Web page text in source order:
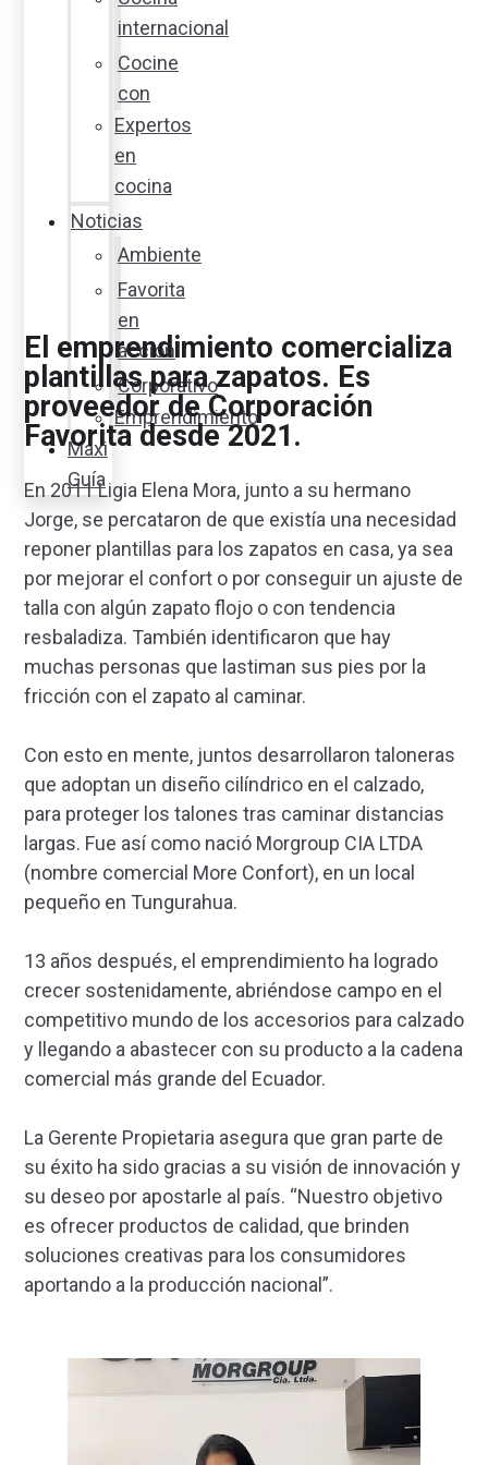
internacional
Cocine
con
Expertos
en
cocina
Noticias
Ambiente
Favorita
en
acción
Corporativo
Emprendimiento
Maxi
Guía
El emprendimiento comercializa
plantillas para zapatos. Es
proveedor de Corporación
Favorita desde 2021.
En 2011 Ligia Elena Mora, junto a su hermano
Jorge, se percataron de que existía una necesidad
reponer plantillas para los zapatos en casa, ya sea
por mejorar el confort o por conseguir un ajuste de
talla con algún zapato flojo o con tendencia
resbaladiza. También identificaron que hay
muchas personas que lastiman sus pies por la
fricción con el zapato al caminar.
Con esto en mente, juntos desarrollaron taloneras
que adoptan un diseño cilíndrico en el calzado,
para proteger los talones tras caminar distancias
largas. Fue así como nació Morgroup CIA LTDA
(nombre comercial More Confort), en un local
pequeño en Tungurahua.
13 años después, el emprendimiento ha logrado
crecer sostenidamente, abriéndose campo en el
competitivo mundo de los accesorios para calzado
y llegando a abastecer con su producto a la cadena
comercial más grande del Ecuador.
La Gerente Propietaria asegura que gran parte de
su éxito ha sido gracias a su visión de innovación y
su deseo por apostarle al país. “Nuestro objetivo
es ofrecer productos de calidad, que brinden
soluciones creativas para los consumidores
aportando a la producción nacional”.